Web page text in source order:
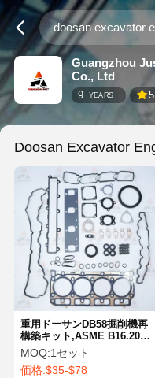
Guangzhou
Co., Ltd
9 YEARS
Doosan Excavator
重用ドーサンDB58掘削機再
構築キット,ASME B16.20メ
タルガスケットとドーサン
掘削機エンジン部品の完全
な部品
MOQ:1セット
価格:$35-$78